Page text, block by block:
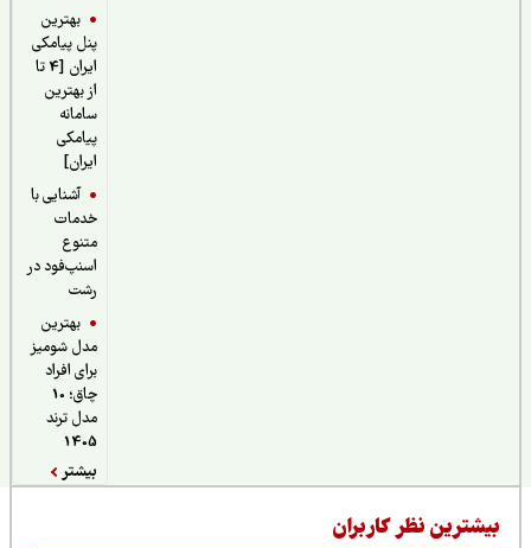
بهترین
پنل پیامکی
ایران [4 تا
از بهترین
سامانه
پیامکی
آشنایی با
خدمات
اسنپ‌فود در
بهترین
مدل شومیز
برای افراد
چاق؛ 10
مدل ترند
نظر کاربران